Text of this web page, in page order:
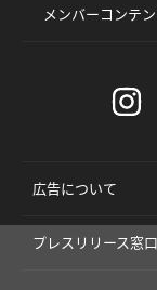
メンバーコンテ
広告について
プレスリリース窓口